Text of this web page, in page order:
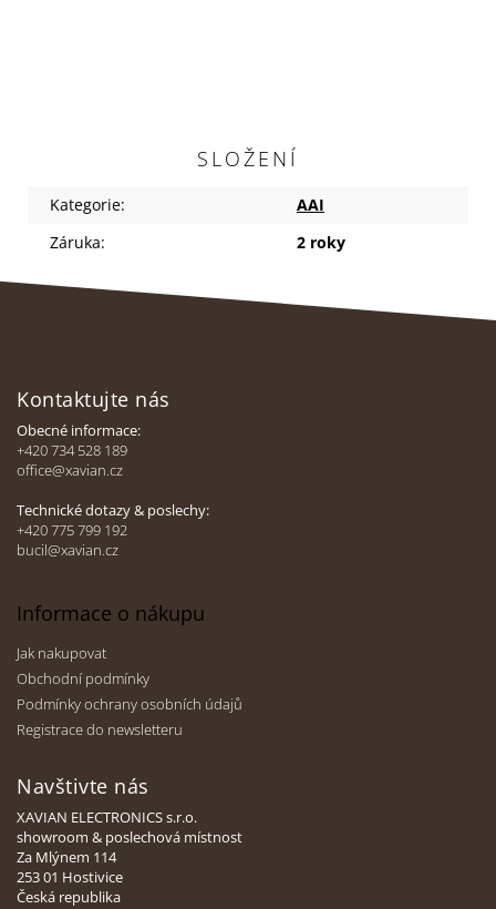
SLOŽENÍ
Kategorie:
AAI
Záruka: 2 roky
Kontaktujte nás
Obecné informace:
+420 734 528 189
office@xavian.cz
Technické dotazy & poslechy:
+420 775 799 192
bucil@xavian.cz
Informace o nákupu
Jak nakupovat
Obchodní podmínky
Podmínky ochrany osobních údajů
Registrace do newsletteru
Navštivte nás
XAVIAN ELECTRONICS s.r.o.
showroom & poslechová místnost
Za Mlýnem 114
253 01 Hostivice
Česká republika